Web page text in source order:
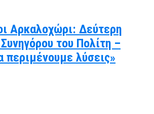
Αρκαλοχώρι: Δεύτερη
του Πολίτη –
περιμένουμε λύσεις»